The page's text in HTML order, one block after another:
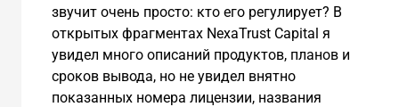
звучит очень просто: кто его регулирует? В
открытых фрагментах NexaTrust Capital я
увидел много описаний продуктов, планов и
сроков вывода, но не увидел внятно
показанных номера лицензии, названия